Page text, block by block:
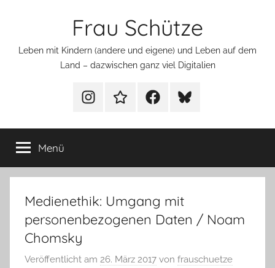
Frau Schütze
Leben mit Kindern (andere und eigene) und Leben auf dem
Land – dazwischen ganz viel Digitalien
MenüeintragMenüeintragMenüeintragMenüeintrag
Menü
Medienethik: Umgang mit
personenbezogenen Daten / Noam
Chomsky
Veröffentlicht am 26. März 2017 von frauschuetze